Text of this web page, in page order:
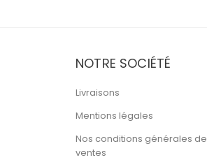
NOTRE SOCIÉTÉ
Livraisons
Mentions légales
Nos conditions générales de
ventes